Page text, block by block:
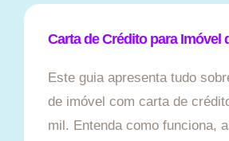
Carta de Crédito para Imóvel
Este guia apresenta tudo
de imóvel com carta de
mil. Entenda como funciona,